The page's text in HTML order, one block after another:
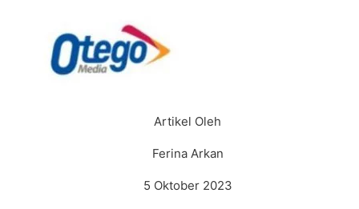
Artikel Oleh
Ferina Arkan
5 Oktober 2023